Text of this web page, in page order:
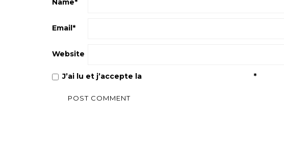
Name*
Email*
Website
J’ai lu et j’accepte la *